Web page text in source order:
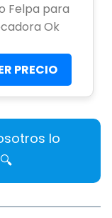
Felpa para
Ok
PRECIO
lo